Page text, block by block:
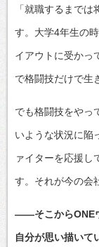
「就職するまで
す。大学4年生の
イアウトに受か
で格闘技だけで生
でも格闘技をやっ
いような状況に陥
ァイターを応援し
す。それが今の会
――そこからONE
自分が思い描いて